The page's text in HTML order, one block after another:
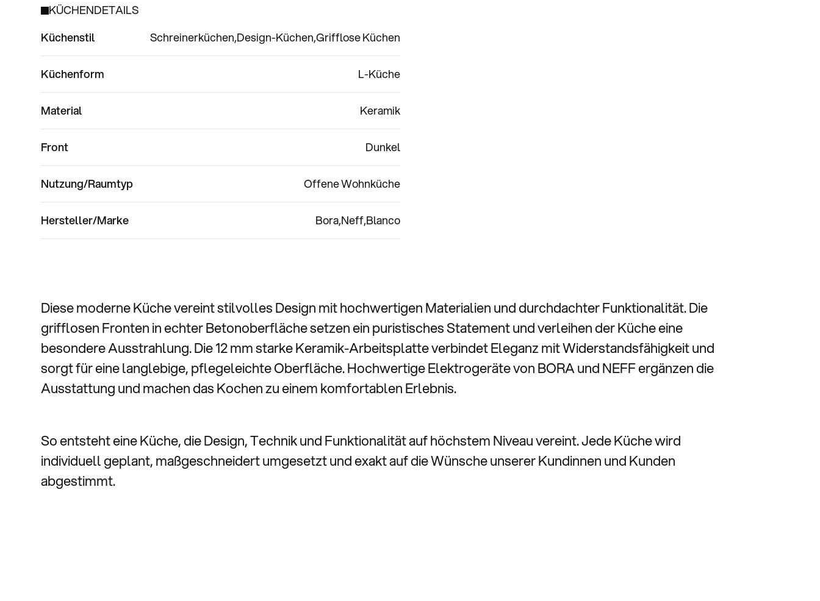
KÜCHENDETAILS
Küchenstil
Schreinerküchen Design-KüchenGrifflose Küchen
Küchenform L-Küche
Material Keramik
Front Dunkel
Nutzung/Raumtyp Offene Wohnküche
Hersteller/Marke BoraNeff Blanco
Diese moderne Küche vereint stilvolles Design mit hochwertigen Materialien und durchdachter Funktionalität. Die
grifflosen Fronten in echter Betonoberfläche setzen ein puristisches Statement und verleihen der Küche eine
besondere Ausstrahlung. Die 12 mm starke Keramik-Arbeitsplatte verbindet Eleganz mit Widerstandsfähigkeit und
sorgt für eine langlebige, pflegeleichte Oberfläche. Hochwertige Elektrogeräte von BORA und NEFF ergänzen die
Ausstattung und machen das Kochen zu einem komfortablen Erlebnis.
So entsteht eine Küche, die Design, Technik und Funktionalität auf höchstem Niveau vereint. Jede Küche wird
individuell geplant, maßgeschneidert umgesetzt und exakt auf die Wünsche unserer Kundinnen und Kunden
abgestimmt.